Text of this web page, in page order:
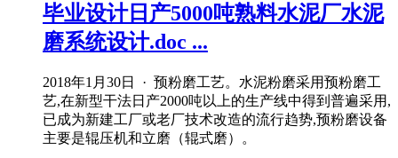
毕业设计日产5000吨熟料水泥厂水泥
磨系统设计.doc ...
2018年1月30日 · 预粉磨工艺。水泥粉磨采用预粉磨工
艺,在新型干法日产2000吨以上的生产线中得到普遍采用,
已成为新建工厂或老厂技术改造的流行趋势,预粉磨设备
主要是辊压机和立磨（辊式磨）。